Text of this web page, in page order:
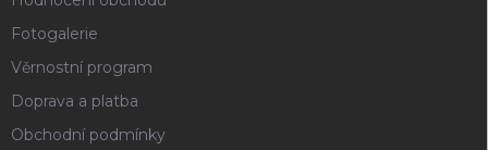
Fotogalerie
Věrnostní program
Doprava a platba
Obchodní podmínky